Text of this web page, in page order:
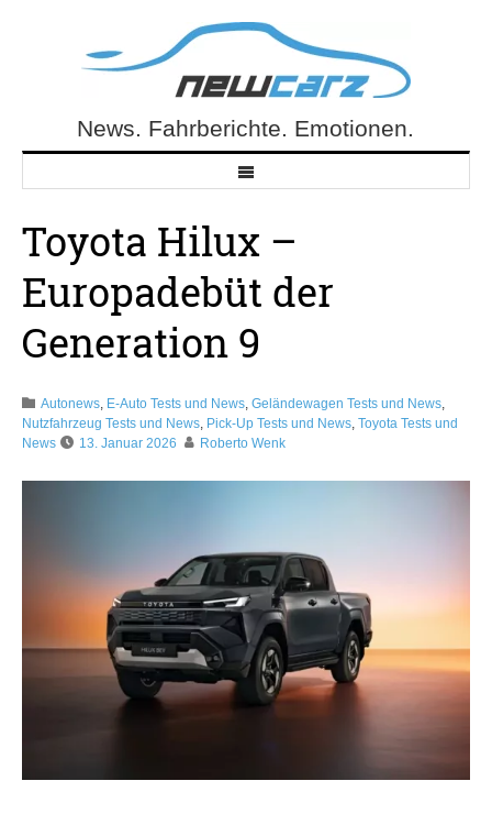
NewCarz.deNews. Fahrberichte. Emotionen.
Toyota Hilux –
Europadebüt der
Generation 9
Autonews, E-Auto Tests und News, Geländewagen Tests und News,
Nutzfahrzeug Tests und News, Pick-Up Tests und News, Toyota Tests und
News
13. Januar 2026 Roberto Wenk